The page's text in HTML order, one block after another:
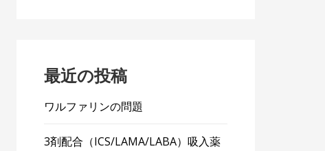
最近の投稿
ワルファリンの問題
3剤配合（ICS/LAMA/LABA）吸入薬